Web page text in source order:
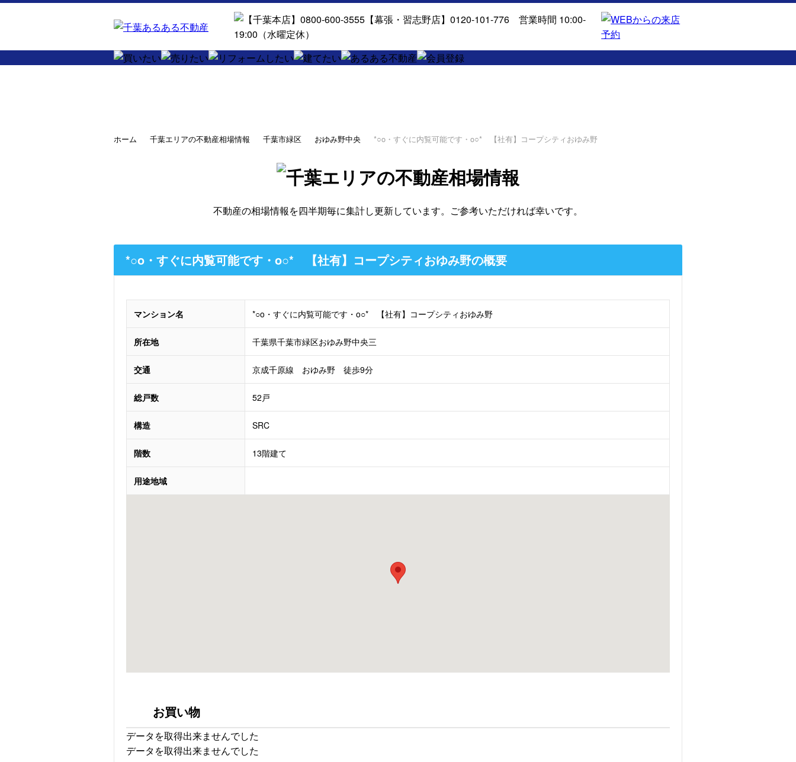
ホーム 千葉エリアの不動産相場情報 千葉市緑区 おゆみ野中央 *○o・すぐに内覧可能です・o○* 【社有】コープシティおゆみ野
不動産の相場情報を四半期毎に集計し更新しています。ご参考いただければ幸いです。
*○o・すぐに内覧可能です・o○* 【社有】コープシティおゆみ野の概要
マンション名 *○o・すぐに内覧可能です・o○* 【社有】コープシティおゆみ野
所在地 千葉県千葉市緑区おゆみ野中央三
交通 京成千原線 おゆみ野 徒歩9分
総戸数 52戸
構造 SRC
階数 13階建て
用途地域
お買い物
データを取得出来ませんでした
データを取得出来ませんでした